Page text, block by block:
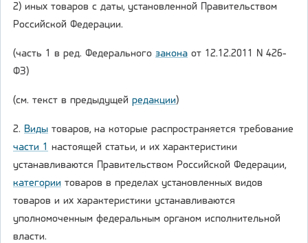
2) иных товаров с даты, установленной Правительством
Российской Федерации.
(часть 1 в ред. Федерального закона от 12.12.2011 N 426-
ФЗ)
(см. текст в предыдущей редакции)
2. Виды товаров, на которые распространяется требование
части 1 настоящей статьи, и их характеристики
устанавливаются Правительством Российской Федерации,
категории товаров в пределах установленных видов
товаров и их характеристики устанавливаются
уполномоченным федеральным органом исполнительной
власти.